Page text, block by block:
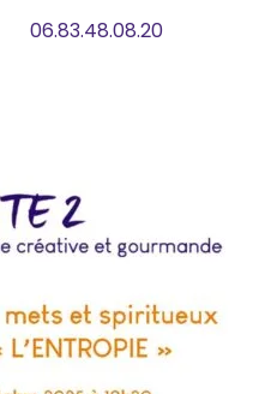
06.83.48.08.20